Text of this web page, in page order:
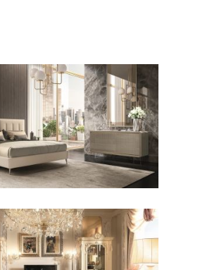
/ CAMERE